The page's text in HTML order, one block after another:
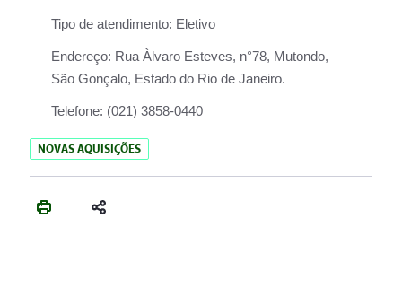
Tipo de atendimento: Eletivo
Endereço: Rua Àlvaro Esteves, n°78, Mutondo,
São Gonçalo, Estado do Rio de Janeiro.
Telefone: (021) 3858-0440
NOVAS AQUISIÇÕES